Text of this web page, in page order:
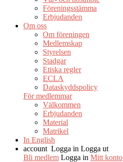
Föreningsstämma
Erbjudanden
Om oss
Om föreningen
Medlemskap
Styrelsen
Stadgar
Etiska regler
ECLA
Dataskyddspolicy
För medlemmar
Välkommen
Erbjudanden
Material
Matrikel
In English
account Logga in Logga ut
Bli medlem Logga in Mitt konto